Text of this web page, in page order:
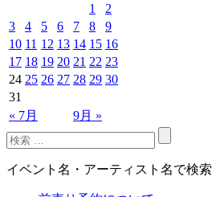
« 7月 9月 »
1
2
3
4 5 6 7 8
9
10 11 12 13 14 15 16
17 18 19 20 21 22 23
24 25 26 27 28 29 30
31
イベント名・アーティスト名で検索